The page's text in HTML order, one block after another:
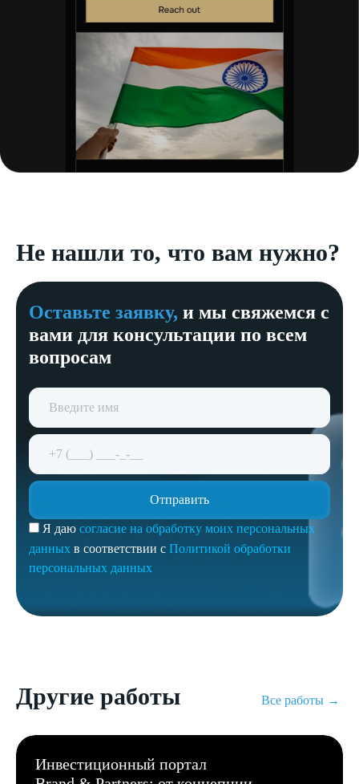
Не нашли то, что вам нужно?
Оставьте заявку, и мы свяжемся с
вами для консультации по всем
вопросам
Я даю согласие на обработку моих персональных
данных в соответствии с Политикой обработки
персональных данных
Другие работы Все работы →
Инвестиционный портал